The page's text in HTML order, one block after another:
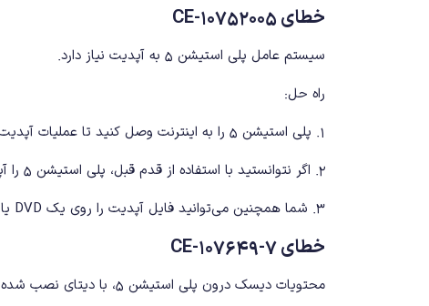
خطای CE-10752005
سیستم عامل پلی استیشن ۵ به آپدیت نیاز دارد.
راه حل:
۱. پلی استیشن ۵ را به اینترنت وصل کنید تا عملیات آپدیت آغاز شود.
۲. اگر نتوانستید با استفاده از قدم قبل، پلی استیشن 5 را آپدیت کنید، فایل آپدیت را روی فلش USB ریخته و از منوی System در تنظیمات کنسول، آپدیت را نصب کنید.
۳. شما همچنین می‌توانید فایل آپدیت را روی یک DVD یا بلوری بریزید و با قرار دادن دیسک در درایو نوری پلی استیشن 5، آپدیت کنسول را نصب کنید.
خطای CE-107649-7
محتویات دیسک درون پلی استیشن ۵، با دیتای نصب شده مغایرت دارند.